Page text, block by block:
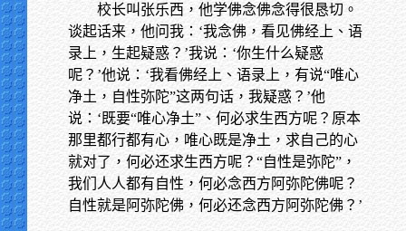
校长叫张乐西，他学佛念佛念得很恳切。
谈起话来，他问我：‘我念佛，看见佛经上、语
录上，生起疑惑？’我说：‘你生什么疑惑
呢？’他说：‘我看佛经上、语录上，有说“唯心
净土，自性弥陀”这两句话，我疑惑？’他
说：‘既要“唯心净土”、何必求生西方呢？原本
那里都行都有心，唯心既是净土，求自己的心
就对了，何必还求生西方呢？“自性是弥陀”，
我们人人都有自性，何必念西方阿弥陀佛呢？
自性就是阿弥陀佛，何必还念西方阿弥陀佛？’